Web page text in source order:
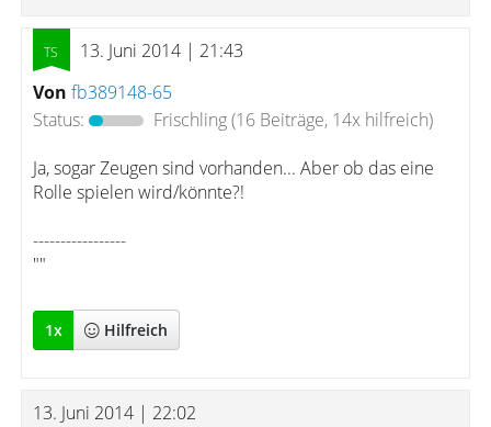
13. Juni 2014 | 21:43
Von fb389148-65
Status:
Frischling(16 Beiträge, 14x hilfreich)
Ja, sogar Zeugen sind vorhanden... Aber ob das eine
Rolle spielen wird/könnte?!
-----------------
""
1x Hilfreich
13. Juni 2014 | 22:02